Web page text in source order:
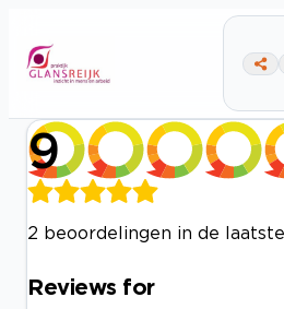
9
2 beoordelingen in de
Reviews for